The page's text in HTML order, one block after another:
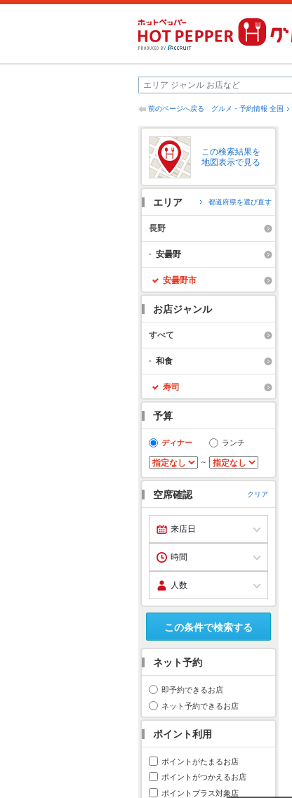
前のページへ戻る グルメ・予約情報 全国
この検索結果を
地図表示で見る
エリア 都道府県を選び直す
長野
安曇野
安曇野市
お店ジャンル
すべて
和食
寿司
予算
ディナー ランチ
～
空席確認 クリア
この条件で検索する
ネット予約
即予約できるお店
ネット予約できるお店
ポイント利用
ポイントがたまるお店
ポイントがつかえるお店
ポイントプラス対象店